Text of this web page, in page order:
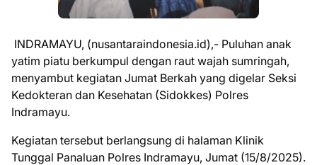
INDRAMAYU, (nusantaraindonesia.id),- Puluhan anak
yatim piatu berkumpul dengan raut wajah sumringah,
menyambut kegiatan Jumat Berkah yang digelar Seksi
Kedokteran dan Kesehatan (Sidokkes) Polres
Indramayu.
Kegiatan tersebut berlangsung di halaman Klinik
Tunggal Panaluan Polres Indramayu, Jumat (15/8/2025).